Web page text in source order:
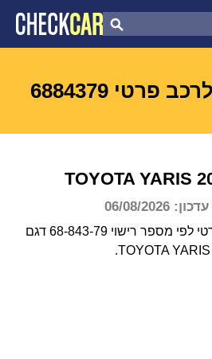
צ'ק קאר
דוח בדיקת רכב
6884379
TOYOTA YARIS
06/08/2026
בדיקת מידע על רכב פרטי לפי מספר רישוי 68-843-79 דגם
TOYOTA YARIS